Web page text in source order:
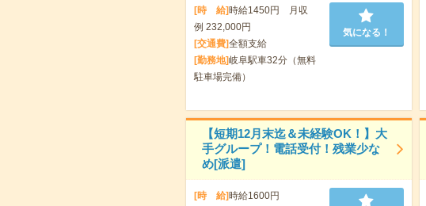
[時 給]時給1450円 月収
例 232,000円
[交通費]全額支給
[勤務地]岐阜駅車32分（無料
駐車場完備）
気になる！
【短期12月末迄＆未経験OK！】大
手グループ！電話受付！残業少な
め[派遣]
[時 給]時給1600円